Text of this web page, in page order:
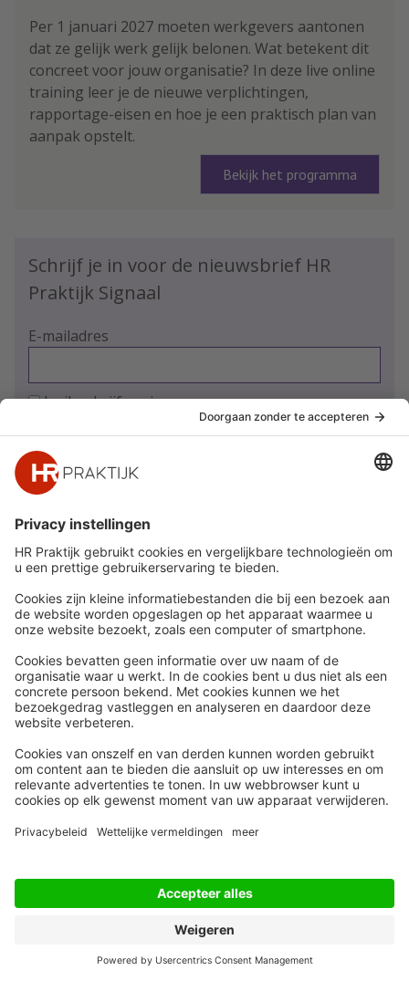
Per 1 januari 2027 moeten werkgevers aantonen
dat ze gelijk werk gelijk belonen. Wat betekent dit
concreet voor jouw organisatie? In deze live online
training leer je de nieuwe verplichtingen,
rapportage-eisen en hoe je een praktisch plan van
aanpak opstelt.
Bekijk het programma
Schrijf je in voor de nieuwsbrief HR
Praktijk Signaal
E-mailadres
Ja, ik schrijf me in
Snel naar
Nieuws
Whitepapers
Webinars
Word lid
Contact
Meer
HR Academy
HR Podcast
CHRO
HR Day
Volg Ons
Alle rechten voorbehouden
Privacyinstellingen
Algemene Voorwaarden